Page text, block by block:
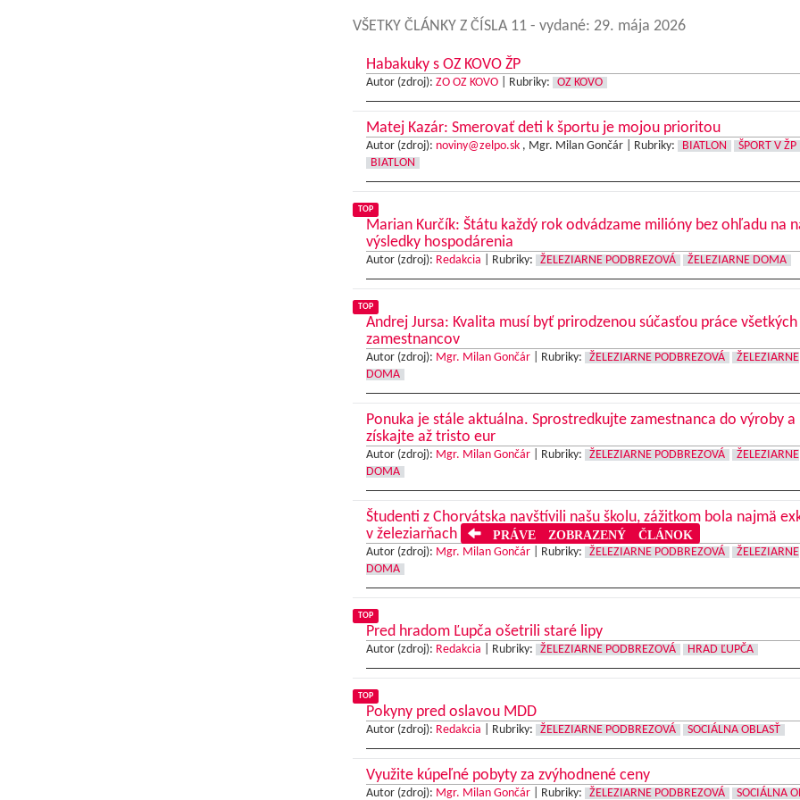
VŠETKY ČLÁNKY Z ČÍSLA 11 - vydané: 29. mája 2026
Habakuky s OZ KOVO ŽP
Autor (zdroj): ZO OZ KOVO| Rubriky: OZ KOVO
Matej Kazár: Smerovať deti k športu je mojou prioritou
Autor (zdroj): noviny@zelpo.sk, Mgr. Milan Gončár | Rubriky: BIATLON
ŠPORT V ŽP
BIATLON
TOP
Marian Kurčík: Štátu každý rok odvádzame milióny bez ohľadu na
výsledky hospodárenia
Autor (zdroj): Redakcia Rubriky: ŽELEZIARNE PODBREZOVÁ ŽELEZIARNE DOMA
TOP
Andrej Jursa: Kvalita musí byť prirodzenou súčasťou práce všetkých
zamestnancov
Autor (zdroj): Mgr. Milan Gončár| Rubriky: ŽELEZIARNE PODBREZOVÁ
ŽELEZIARNE
DOMA
Ponuka je stále aktuálna. Sprostredkujte zamestnanca do výroby a
získajte až tristo eur
Autor (zdroj): Mgr. Milan Gončár| Rubriky: ŽELEZIARNE PODBREZOVÁ
ŽELEZIARNE
DOMA
Študenti z Chorvátska navštívili našu školu, zážitkom bola najmä
v železiarňach
PRÁVE ZOBRAZENÝ ČLÁNOK
Autor (zdroj): Mgr. Milan Gončár| Rubriky: ŽELEZIARNE PODBREZOVÁ
ŽELEZIARNE
DOMA
TOP
Pred hradom Ľupča ošetrili staré lipy
Autor (zdroj): Redakcia Rubriky: ŽELEZIARNE PODBREZOVÁ HRAD ĽUPČA
TOP
Pokyny pred oslavou MDD
Autor (zdroj): Redakcia Rubriky: ŽELEZIARNE PODBREZOVÁ SOCIÁLNA OBLASŤ
Využite kúpeľné pobyty za zvýhodnené ceny
Autor (zdroj): Mgr. Milan Gončár| Rubriky: ŽELEZIARNE PODBREZOVÁ SOCIÁLNA